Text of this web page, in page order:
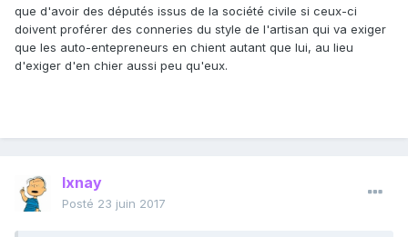
que d'avoir des députés issus de la société civile si ceux-ci
doivent proférer des conneries du style de l'artisan qui va exiger
que les auto-entepreneurs en chient autant que lui, au lieu
d'exiger d'en chier aussi peu qu'eux.
Ixnay
Posté 23 juin 2017